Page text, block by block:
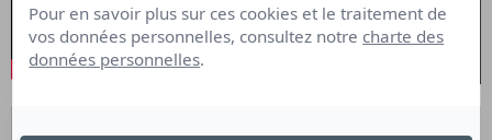
Pour en savoir plus sur ces cookies et le traitement de
vos données personnelles, consultez notre charte des
données personnelles.